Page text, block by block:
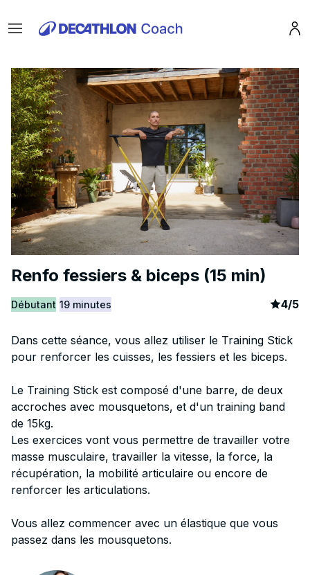
Menu
Renfo fessiers & biceps (15 min)
Débutant 19 minutes 4/5
Dans cette séance, vous allez utiliser le Training Stick
pour renforcer les cuisses, les fessiers et les biceps.
Le Training Stick est composé d'une barre, de deux
accroches avec mousquetons, et d'un training band
de 15kg.
Les exercices vont vous permettre de travailler votre
masse musculaire, travailler la vitesse, la force, la
récupération, la mobilité articulaire ou encore de
renforcer les articulations.
Vous allez commencer avec un élastique que vous
passez dans les mousquetons.